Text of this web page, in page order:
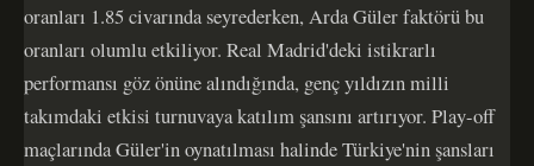
oranları 1.85 civarında seyrederken, Arda Güler faktörü bu
oranları olumlu etkiliyor. Real Madrid'deki istikrarlı
performansı göz önüne alındığında, genç yıldızın milli
takımdaki etkisi turnuvaya katılım şansını artırıyor. Play-off
maçlarında Güler'in oynatılması halinde Türkiye'nin şansları